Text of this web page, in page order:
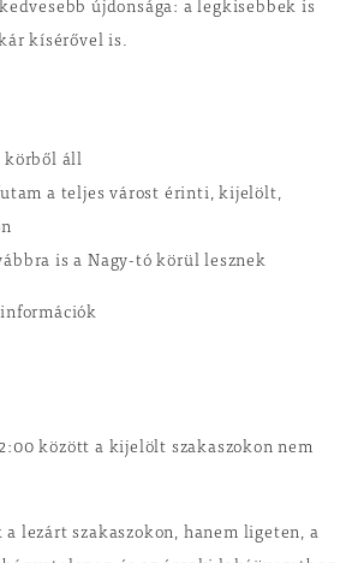
újdonsága: a legkisebbek is
kísérővel is.
körből áll
a teljes várost érinti, kijelölt,
is a Nagy-tó körül lesznek
között a kijelölt szakaszokon nem
lezárt szakaszokon, hanem ligeten, a